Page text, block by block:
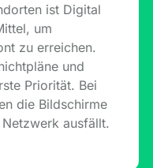
ist Digital
um
zu erreichen.
und
Priorität. Bei
die Bildschirme
ausfällt.